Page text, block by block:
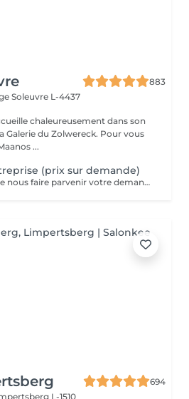
883
Soleuvre L-4437
chaleureusement dans son
Galerie du Zolwereck. Pour vous
...
(prix sur demande)
Service sur devis. Merci de nous faire parvenir votre demande à contact@maanos.com.
694
L-1510